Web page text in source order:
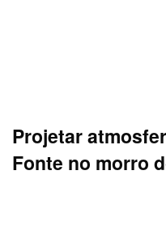
Projetar
Fonte no morro